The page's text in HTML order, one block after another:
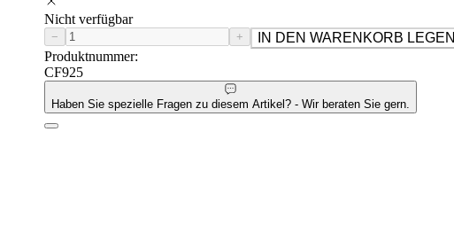
Nicht verfügbar
− +
IN DEN WARENKORB LEGEN
Produktnummer:
CF925
Haben Sie spezielle Fragen zu diesem Artikel? - Wir beraten Sie gern.